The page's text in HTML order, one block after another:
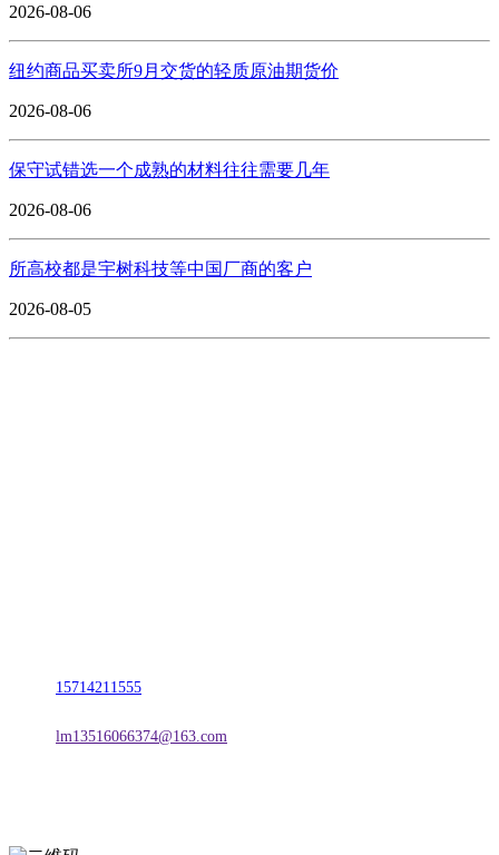
2026-08-06
纽约商品买卖所9月交货的轻质原油期货价
2026-08-06
保守试错选一个成熟的材料往往需要几年
2026-08-06
所高校都是宇树科技等中国厂商的客户
2026-08-05
15714211555
lm13516066374@163.com